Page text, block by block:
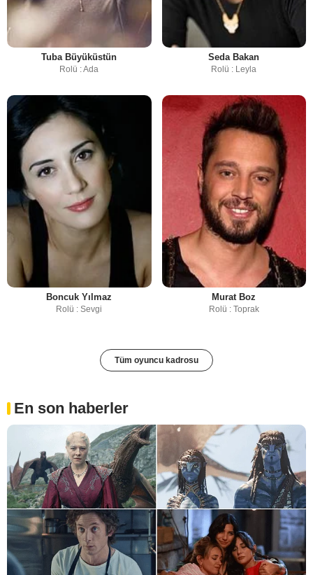
Tuba Büyüküstün
Rolü : Ada
Seda Bakan
Rolü : Leyla
Boncuk Yılmaz
Rolü : Sevgi
Murat Boz
Rolü : Toprak
Tüm oyuncu kadrosu
En son haberler